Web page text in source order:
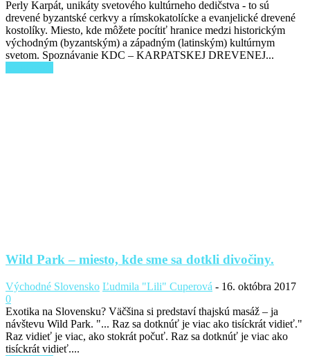
Perly Karpát, unikáty svetového kultúrneho dedičstva - to sú
drevené byzantské cerkvy a rímskokatolícke a evanjelické drevené
kostolíky. Miesto, kde môžete pocítiť hranice medzi historickým
východným (byzantským) a západným (latinským) kultúrnym
svetom. Spoznávanie KDC – KARPATSKEJ DREVENEJ...
Wild Park – miesto, kde sme sa dotkli divočiny.
Východné Slovensko Ľudmila "Lili" Cuperová - 16. októbra 2017
0
Exotika na Slovensku? Väčšina si predstaví thajskú masáž – ja
návštevu Wild Park. "... Raz sa dotknúť je viac ako tisíckrát vidieť."
Raz vidieť je viac, ako stokrát počuť. Raz sa dotknúť je viac ako
tisíckrát vidieť....